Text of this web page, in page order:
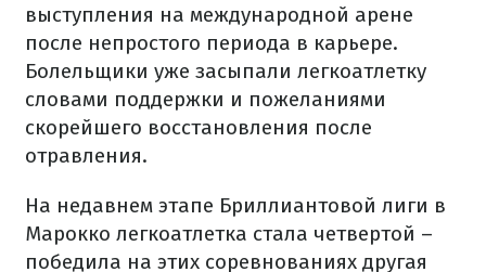
выступления на международной арене
после непростого периода в карьере.
Болельщики уже засыпали легкоатлетку
словами поддержки и пожеланиями
скорейшего восстановления после
отравления.
На недавнем этапе Бриллиантовой лиги в
Марокко легкоатлетка стала четвертой –
победила на этих соревнованиях другая